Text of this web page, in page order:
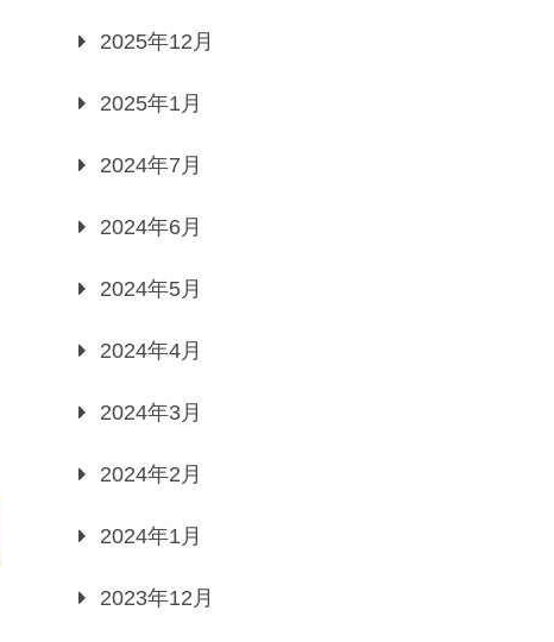
2025年12月
2025年1月
2024年7月
2024年6月
2024年5月
2024年4月
2024年3月
2024年2月
2024年1月
2023年12月